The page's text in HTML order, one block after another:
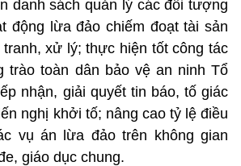
danh sách quản lý các đối tượng
động lừa đảo chiếm đoạt tài sản
xử lý; thực hiện tốt công tác
trào toàn dân bảo vệ an ninh Tổ
nhận, giải quyết tin báo, tố giác
nghị khởi tố; nâng cao tỷ lệ điều
vụ án lừa đảo trên không gian
giáo dục chung.